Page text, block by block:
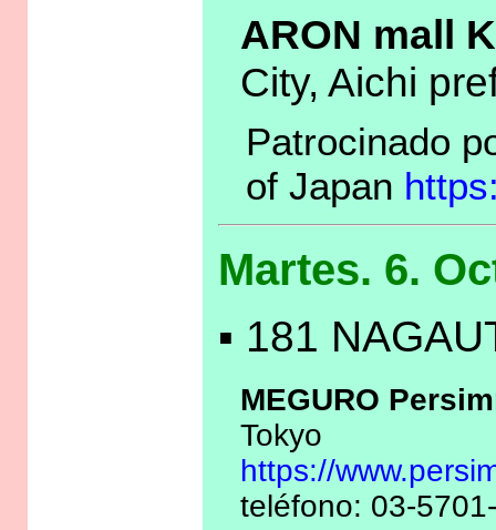
ARON mall
City, Aichi
Patrocinado
of Japan
Martes. 6.
▪ 181
MEGURO
Tokyo
https://
teléfono: 03-